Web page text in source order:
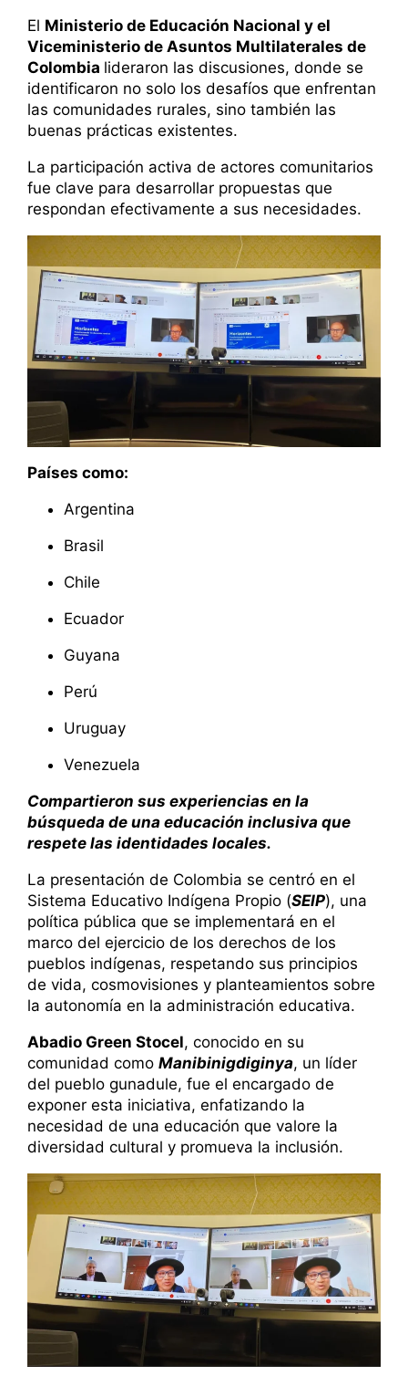
El Ministerio de Educación Nacional y el
Viceministerio de Asuntos Multilaterales de
Colombia lideraron las discusiones, donde se
identificaron no solo los desafíos que enfrentan
las comunidades rurales, sino también las
buenas prácticas existentes.
La participación activa de actores comunitarios
fue clave para desarrollar propuestas que
respondan efectivamente a sus necesidades.
Países como:
Argentina
Brasil
Chile
Ecuador
Guyana
Perú
Uruguay
Venezuela
Compartieron sus experiencias en la
búsqueda de una educación inclusiva que
respete las identidades locales.
La presentación de Colombia se centró en el
Sistema Educativo Indígena Propio (SEIP), una
política pública que se implementará en el
marco del ejercicio de los derechos de los
pueblos indígenas, respetando sus principios
de vida, cosmovisiones y planteamientos sobre
la autonomía en la administración educativa.
Abadio Green Stocel, conocido en su
comunidad comoManibinigdiginya, un líder
del pueblo gunadule, fue el encargado de
exponer esta iniciativa, enfatizando la
necesidad de una educación que valore la
diversidad cultural y promueva la inclusión.